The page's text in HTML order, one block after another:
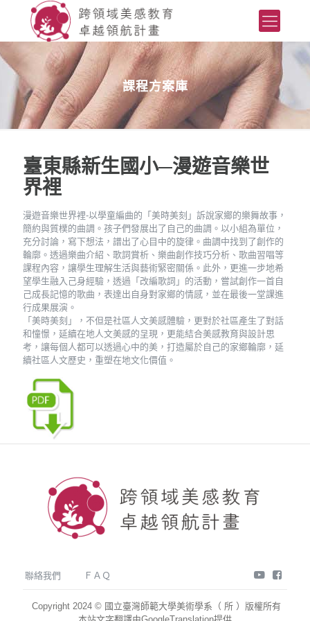
課程方案庫
臺東縣新生國小─漫遊音樂世
界裡
漫遊音樂世界裡-以學童編曲的「美時美刻」訴說家鄉的樂舞故事，
簡約與質樸的曲調。孩子們發展出了自己的曲調。以小組為單位，
充分討論，寫下想法，譜出了心目中的旋律。曲調中找到了創作的
輪廓。透過樂曲介紹、歌詞賞析、樂曲創作技巧分析、歌曲習唱等
課程內容，讓學生理解生活與藝術緊密關係。此外，更進一步地希
望學生融入己身經驗，透過「改編歌詞」的活動，嘗試創作一首自
己成長記憶的歌曲，表達出自身對家鄉的情感，並在最後一堂課進
行成果展演。
「美時美刻」，不但是社區人文美感體驗，更對於社區產生了對話
和憧憬，延續在地人文美感的呈現，更能結合美感教育與設計思
考，讓每個人都可以透過心中的美，打造屬於自己的家鄉輪廓，延
續社區人文歷史，重塑在地文化價值。
聯絡我們 ＦＡＱ youtube
Copyright 2024 © 國立臺灣師範大學美術學系（ 所 ）版權所有